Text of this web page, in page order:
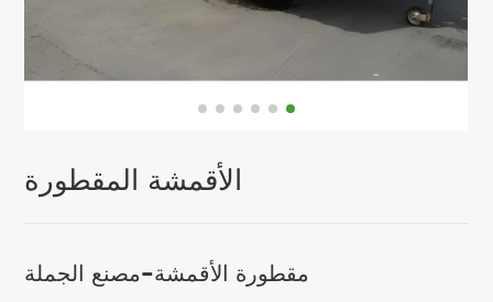
الأقمشة المقطورة
مقطورة الأقمشة-مصنع الجملة